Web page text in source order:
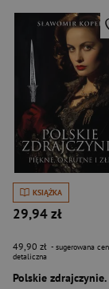
KSIĄŻKA
29,94 zł
49,90 zł - sugerowana
detaliczna